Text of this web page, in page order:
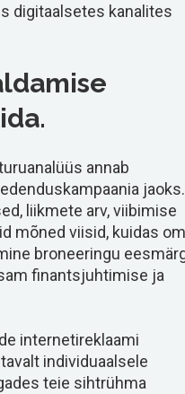
digitaalsetes kanalites
annab
jaoks.
liikmete arv, viibimise
mõned viisid, kuidas
broneeringu
finantsjuhtimise ja
internetireklaami
individuaalsele
teie sihtrühma